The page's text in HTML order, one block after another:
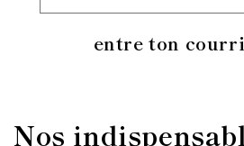
entre ton
Nos